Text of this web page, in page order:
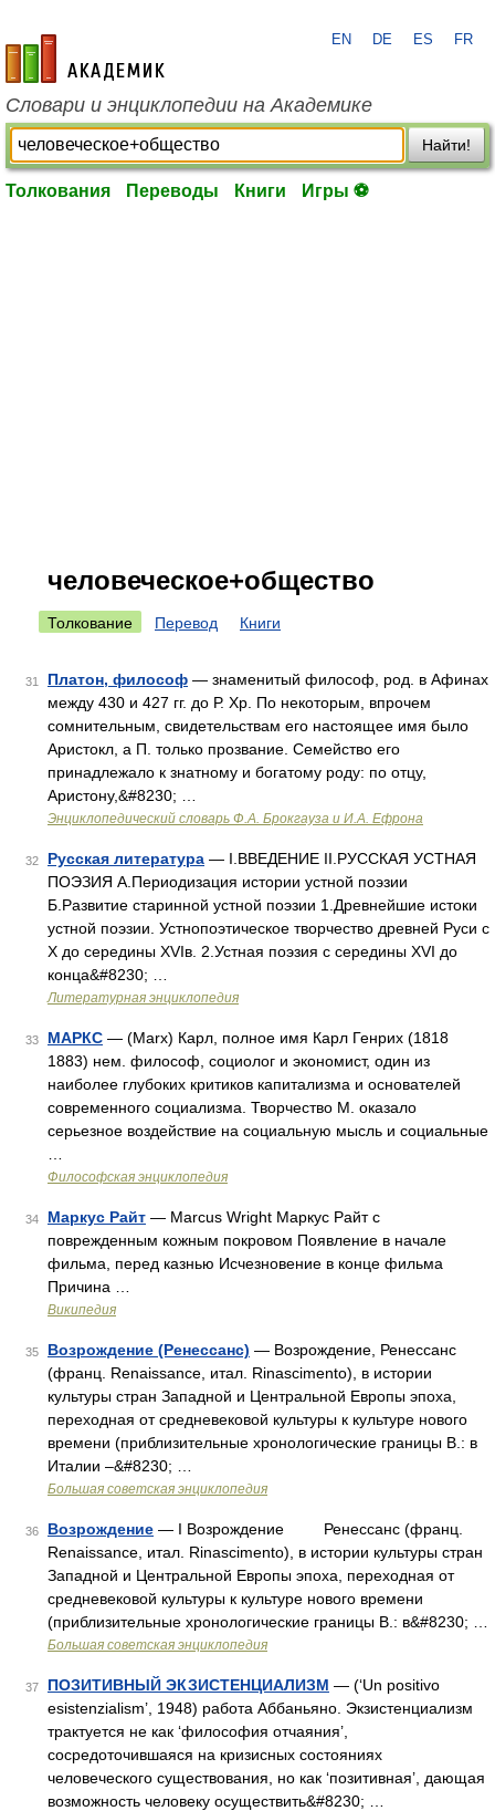
academic.ru
EN DE ES FR
Словари и энциклопедии на Академике
Найти!
Толкования Переводы Книги Игры ⚽
человеческое+общество
Толкование Перевод Книги
31 Платон, философ — знаменитый философ, род. в Афинах
между 430 и 427 гг. до Р. Хр. По некоторым, впрочем
сомнительным, свидетельствам его настоящее имя было
Аристокл, а П. только прозвание. Семейство его
принадлежало к знатному и богатому роду: по отцу,
Аристону,&#8230; …
Энциклопедический словарь Ф.А. Брокгауза и И.А. Ефрона
32 Русская литература — I.ВВЕДЕНИЕ II.РУССКАЯ УСТНАЯ
ПОЭЗИЯ А.Периодизация истории устной поэзии
Б.Развитие старинной устной поэзии 1.Древнейшие истоки
устной поэзии. Устнопоэтическое творчество древней Руси с
X до середины XVIв. 2.Устная поэзия с середины XVI до
конца&#8230; …
Литературная энциклопедия
33 МАРКС — (Marx) Карл, полное имя Карл Генрих (1818
1883) нем. философ, социолог и экономист, один из
наиболее глубоких критиков капитализма и основателей
современного социализма. Творчество М. оказало
серьезное воздействие на социальную мысль и социальные
Философская энциклопедия
34 Маркус Райт — Marcus Wright Маркус Райт с
поврежденным кожным покровом Появление в начале
фильма, перед казнью Исчезновение в конце фильма
Причина …
Википедия
35 Возрождение (Ренессанс) — Возрождение, Ренессанс
(франц. Renaissance, итал. Rinascimento), в истории
культуры стран Западной и Центральной Европы эпоха,
переходная от средневековой культуры к культуре нового
времени (приблизительные хронологические границы В.: в
Италии ‒&#8230; …
Большая советская энциклопедия
36 Возрождение — I Возрождение Ренессанс (франц.
Renaissance, итал. Rinascimento), в истории культуры стран
Западной и Центральной Европы эпоха, переходная от
средневековой культуры к культуре нового времени
(приблизительные хронологические границы В.: в&#8230; …
Большая советская энциклопедия
37 ПОЗИТИВНЫЙ ЭКЗИСТЕНЦИАЛИЗМ — (‘Un positivo
esistenzialism’, 1948) работа Аббаньяно. Экзистенциализм
трактуется не как ‘философия отчаяния’,
сосредоточившаяся на кризисных состояниях
человеческого существования, но как ‘позитивная’, дающая
возможность человеку осуществить&#8230; …